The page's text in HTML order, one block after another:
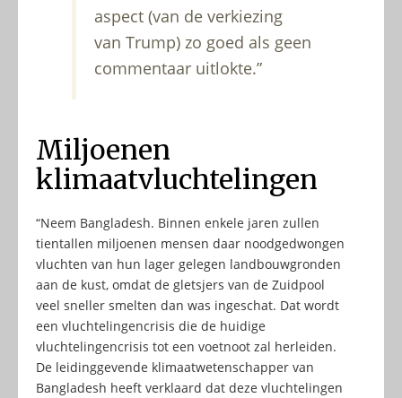
aspect (van de verkiezing
van Trump) zo goed als geen
commentaar uitlokte.”
Miljoenen
klimaatvluchtelingen
“Neem Bangladesh. Binnen enkele jaren zullen
tientallen miljoenen mensen daar noodgedwongen
vluchten van hun lager gelegen landbouwgronden
aan de kust, omdat de gletsjers van de Zuidpool
veel sneller smelten dan was ingeschat. Dat wordt
een vluchtelingencrisis die de huidige
vluchtelingencrisis tot een voetnoot zal herleiden.
De leidinggevende klimaatwetenschapper van
Bangladesh heeft verklaard dat deze vluchtelingen